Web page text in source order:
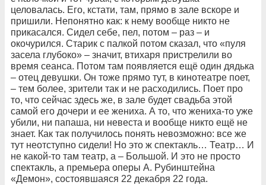
целовалась. Его, кстати, там, прямо в зале вскоре и
пришили. Непонятно как: к нему вообще никто не
прикасался. Сидел себе, пел, потом – раз – и
окочурился. Старик с палкой потом сказал, что «пуля
засела глубоко» – значит, втихаря пристрелили во
время сеанса. Потом там появляется ещё один дядька
– отец девушки. Он тоже прямо тут, в кинотеатре поет,
– тем более, зрители так и не расходились. Поет про
то, что сейчас здесь же, в зале будет свадьба этой
самой его дочери и ее жениха. А то, что жениха-то уже
убили, ни папаша, ни невеста и вообще никто ещё не
знает. Как так получилось понять невозможно: все же
тут неотступно сидели! Но это ж спектакль… Театр… И
не какой-то там театр, а – Большой. И это не просто
спектакль, а премьера оперы А. Рубинштейна
«Демон», состоявшаяся 22 декабря 22 года.